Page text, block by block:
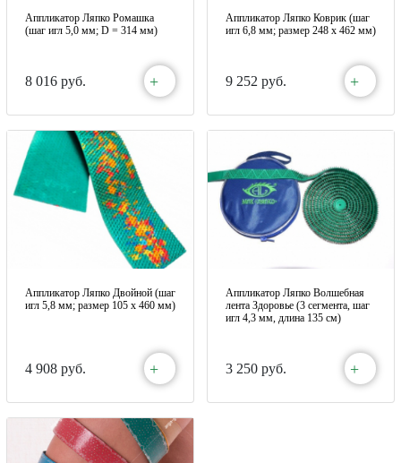
Аппликатор Ляпко Ромашка
(шаг игл 5,0 мм; D = 314 мм)
8 016 руб. +
Аппликатор Ляпко Коврик (шаг
игл 6,8 мм; размер 248 х 462 мм)
9 252 руб. +
Аппликатор Ляпко Двойной (шаг
игл 5,8 мм; размер 105 х 460 мм)
4 908 руб. +
Аппликатор Ляпко Волшебная
лента Здоровье (3 сегмента, шаг
игл 4,3 мм, длина 135 см)
3 250 руб. +